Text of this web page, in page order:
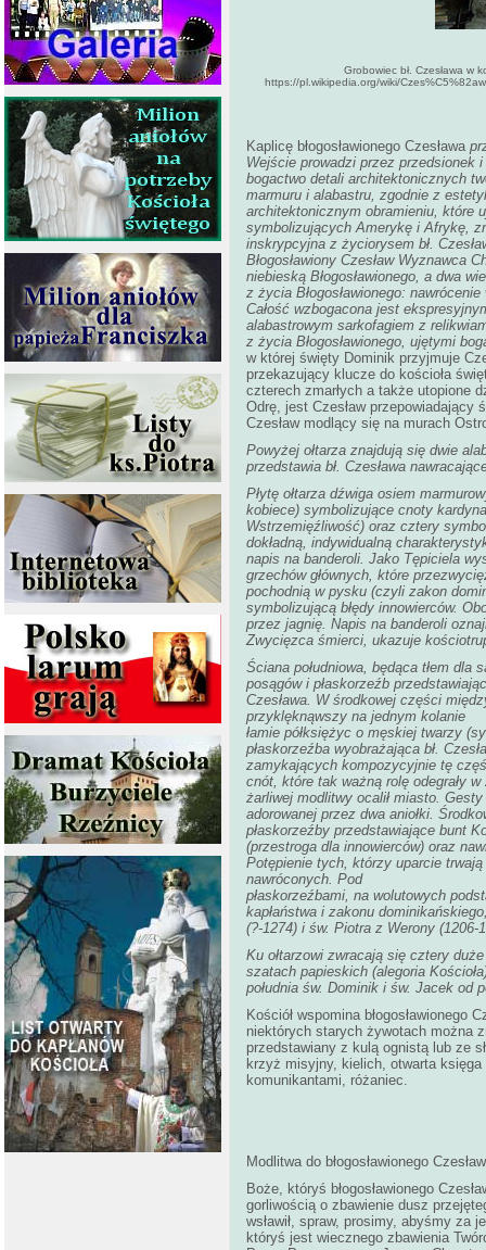
Grobowiec bł. Czesława w
https://pl.wikipedia.org/wiki/
Kaplicę błogosławionego Czesława
Wejście prowadzi przez przedsionek
bogactwo detali architektonicznych
marmuru i alabastru, zgodnie z
architektonicznym obramieniu, które
symbolizujących Amerykę i Afrykę,
inskrypcyjna z życiorysem bł.
Błogosławiony Czesław Wyznawca
niebieską Błogosławionego, a dwa
z życia Błogosławionego:
Całość wzbogacona jest
alabastrowym sarkofagiem z
z życia Błogosławionego, ujętymi
w której święty Dominik przyjmuje
przekazujący klucze do kościoła
czterech zmarłych a także utopione
Odrę, jest Czesław przepowiadający
Czesław modlący się na murach
Powyżej ołtarza znajdują się dwie
przedstawia bł. Czesława
Płytę ołtarza dźwiga osiem
kobiece) symbolizujące cnoty
Wstrzemięźliwość) oraz cztery
dokładną, indywidualną
napis na banderoli. Jako Tępiciela
grzechów głównych, które
pochodnią w pysku (czyli zakon
symbolizującą błędy innowierców.
przez jagnię. Napis na banderoli
Zwycięzca śmierci, ukazuje
Ściana południowa, będąca tłem
posągów i płaskorzeźb
Czesława. W środkowej części
przyklęknąwszy na jednym kolanie
łamie półksiężyc o męskiej twarzy
płaskorzeźba wyobrażająca bł.
zamykających kompozycyjnie tę
cnót, które tak ważną rolę odegrały
żarliwej modlitwy ocalił miasto.
adorowanej przez dwa aniołki.
płaskorzeźby przedstawiające bunt
(przestroga dla innowierców) oraz
Potępienie tych, którzy uparcie
nawróconych. Pod
płaskorzeźbami, na wolutowych
kapłaństwa i zakonu
(?-1274) i św. Piotra z Werony
Ku ołtarzowi zwracają się cztery
szatach papieskich (alegoria
południa św. Dominik i św. Jacek od
Kościół wspomina błogosławionego
niektórych starych żywotach można
przedstawiany z kulą ognistą lub ze
krzyż misyjny, kielich, otwarta
komunikantami, różaniec.
Modlitwa do błogosławionego
Boże, któryś błogosławionego
gorliwością o zbawienie dusz
wsławił, spraw, prosimy, abyśmy za
któryś jest wiecznego zbawienia